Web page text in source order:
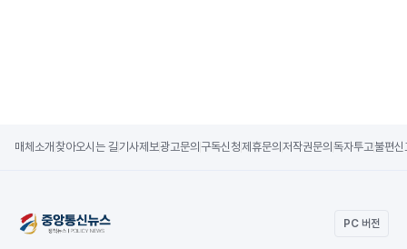
매체소개 찾아오시는 길기사제보광고문의 구독신청제휴문의 저작권문의 독자투고불편신
PC 버전